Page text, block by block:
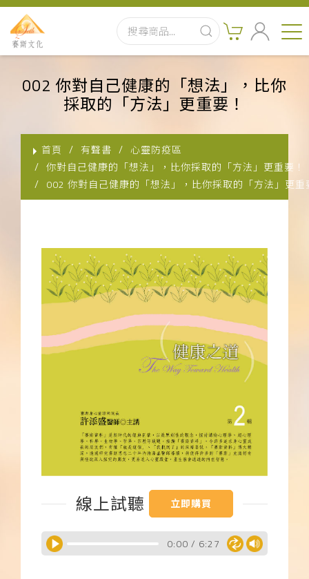
最新消息
實體出版品
訂閱制有聲書
關於我們
聯絡客服
下載APP
常見問題
002 你對自己健康的「想法」，比你
採取的「方法」更重要！
首頁 有聲書
心靈防疫區
你對自己健康的「想法」，比你採取的「方法」更重要！
002 你對自己健康的「想法」，比你採取的「方法」更重
線上試聽 立即購買
0:00 / 6:27